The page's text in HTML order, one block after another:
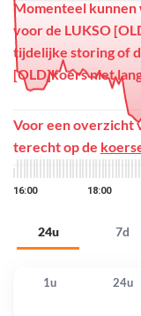
24u 7d
Momenteel kunnen
voor de LUKSO
tijdelijke storing of
[OLD]koers niet
Voor een overzicht
terecht op de
1u 24u